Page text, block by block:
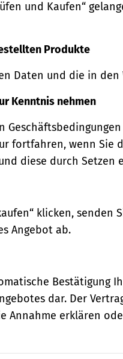
und Kaufen“
Produkte
Daten und die in
Kenntnis nehmen
fortfahren, wenn Sie
diese durch Setzen
klicken, senden
Angebot ab.
Bestätigung
dar. Der
Annahme erklären